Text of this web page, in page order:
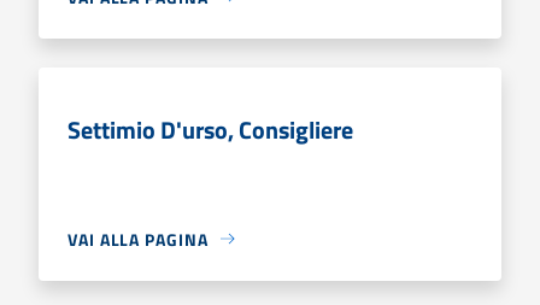
Settimio D'urso, Consigliere
VAI ALLA PAGINA